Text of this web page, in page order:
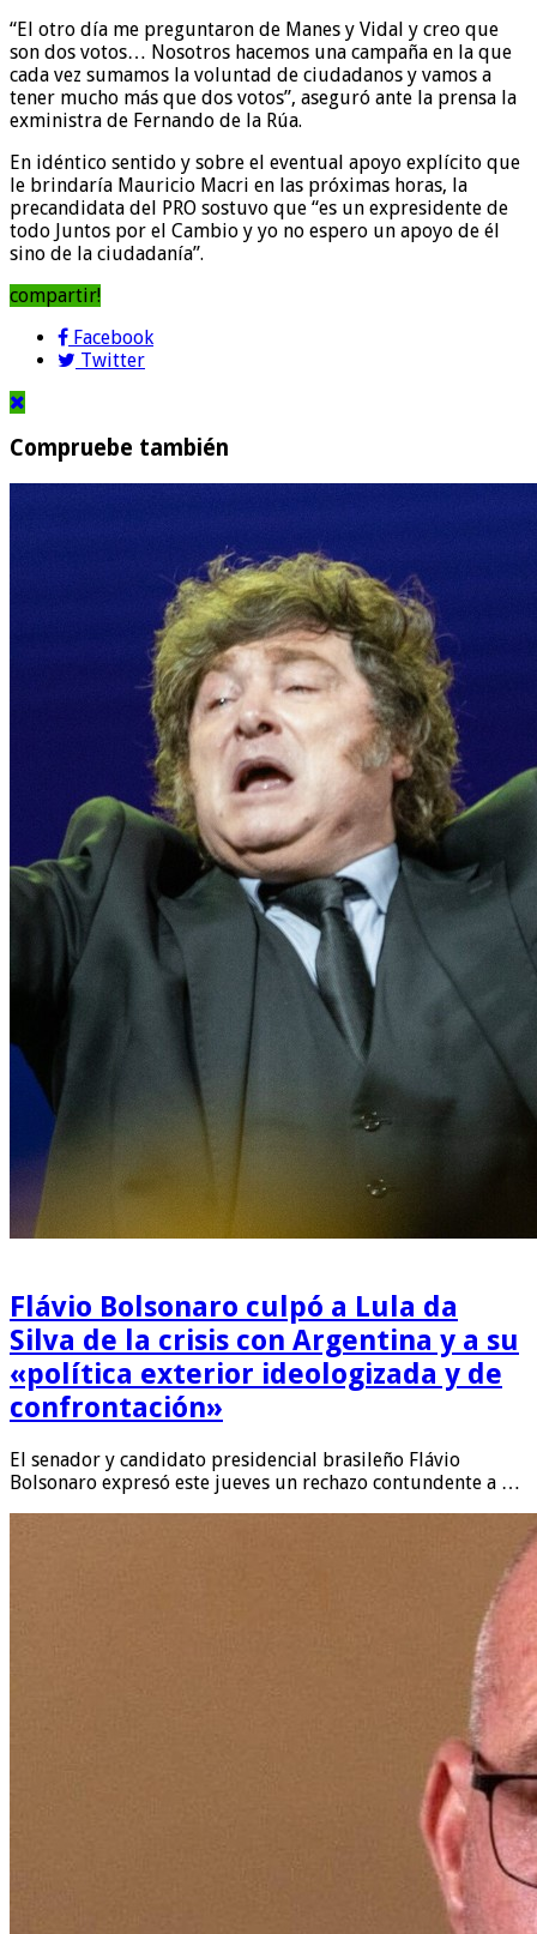
“El otro día me preguntaron de Manes y Vidal y creo que
son dos votos… Nosotros hacemos una campaña en la que
cada vez sumamos la voluntad de ciudadanos y vamos a
tener mucho más que dos votos”, aseguró ante la prensa la
exministra de Fernando de la Rúa.
En idéntico sentido y sobre el eventual apoyo explícito que
le brindaría Mauricio Macri en las próximas horas, la
precandidata del PRO sostuvo que “es un expresidente de
todo Juntos por el Cambio y yo no espero un apoyo de él
sino de la ciudadanía”.
compartir!
Facebook
Twitter
Compruebe también
Flávio Bolsonaro culpó a Lula da
Silva de la crisis con Argentina y a su
«política exterior ideologizada y de
confrontación»
El senador y candidato presidencial brasileño Flávio
Bolsonaro expresó este jueves un rechazo contundente a …